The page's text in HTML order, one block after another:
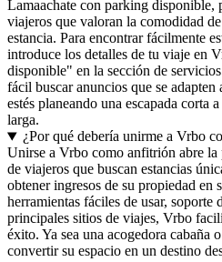
Lamaachate con parking disponible,
viajeros que valoran la comodidad
estancia. Para encontrar fácilmente
introduce los detalles de tu viaje en
disponible" en la sección de
fácil buscar anuncios que se adapten
estés planeando una escapada corta
larga.
¿Por qué debería unirme a Vrbo
Unirse a Vrbo como anfitrión abre
de viajeros que buscan estancias
obtener ingresos de su propiedad en
herramientas fáciles de usar,
principales sitios de viajes, Vrbo
éxito. Ya sea una acogedora cabaña
convertir su espacio en un destino